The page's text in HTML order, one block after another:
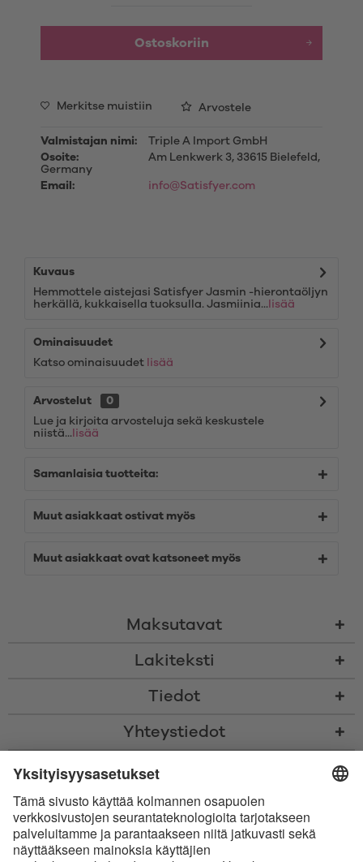
Ostoskoriin
Merkitse muistiin Arvostele
Valmistajan nimi:
Triple A Import GmbH
Osoite:
Am Lenkwerk 3, 33615 Bielefeld,
Germany
Email:
info@Satisfyer.com
Kuvaus
Hemmottele aistejasi Satisfyer Jasmin -hierontaöljyn
herkällä, kukkaisella tuoksulla. Jasmiinia... lisää
Ominaisuudet
Katso ominaisuudet lisää
Arvostelut
0
Lue ja kirjoita arvosteluja sekä keskustele
niistä... lisää
Samanlaisia tuotteita:
Muut asiakkaat ostivat myös
Muut asiakkaat ovat katsoneet myös
Maksutavat
Lakiteksti
Tiedot
Yhteystiedot
sekä
tarvittaessa postiennakkomaksut, ellei toisin ole ilmoitettu
* Bluetooth®-sanamerkki ja logot ovat Bluetooth SIG, Inc.:in omistamia
rekisteröityjä tavaramerkkejä, ja Satisfyer GmbH käyttää niitä